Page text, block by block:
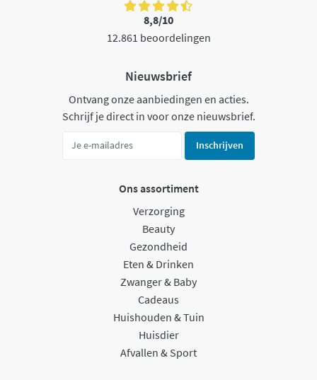
8,8/10
12.861 beoordelingen
Nieuwsbrief
Ontvang onze aanbiedingen en acties.
Schrijf je direct in voor onze nieuwsbrief.
Inschrijven
Ons assortiment
Verzorging
Beauty
Gezondheid
Eten & Drinken
Zwanger & Baby
Cadeaus
Huishouden & Tuin
Huisdier
Afvallen & Sport